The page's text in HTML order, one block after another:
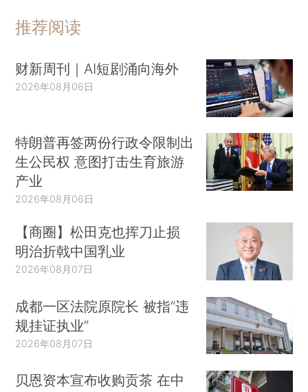
推荐阅读
财新周刊｜AI短剧涌向海外
2026年08月06日
特朗普再签两份行政令限制出
生公民权 意图打击生育旅游
产业
2026年08月06日
【商圈】松田克也挥刀止损
明治折戟中国乳业
2026年08月07日
成都一区法院原院长 被指“违
规挂证执业”
2026年08月07日
贝恩资本宣布收购贡茶 在中